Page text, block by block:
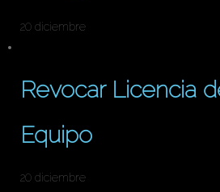
20 diciembre
Revocar Licencia
Equipo
20 diciembre